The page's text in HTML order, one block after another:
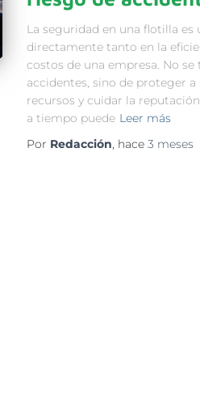
La seguridad en una flotilla
directamente tanto en la
costos de una empresa. No
accidentes, sino de proteger
recursos y cuidar la
a tiempo puede Leer más
Por Redacción, hace 3 meses